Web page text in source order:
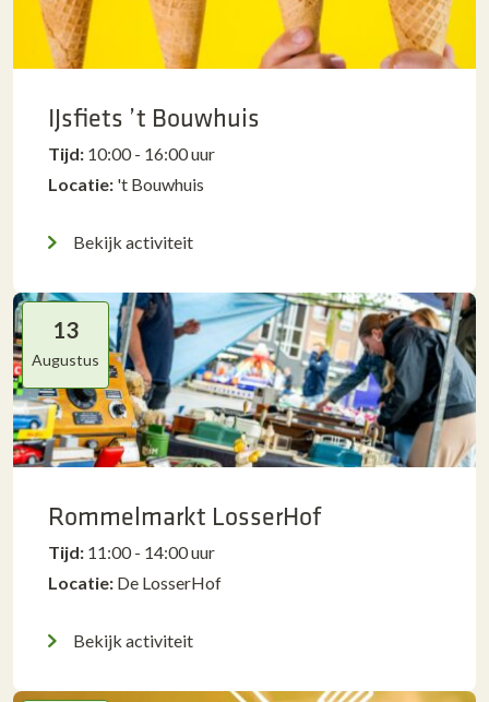
IJsfiets ’t Bouwhuis
Tijd: 10:00 - 16:00 uur
Locatie: 't Bouwhuis
Bekijk activiteit
13
Augustus
Rommelmarkt LosserHof
Tijd: 11:00 - 14:00 uur
Locatie: De LosserHof
Bekijk activiteit